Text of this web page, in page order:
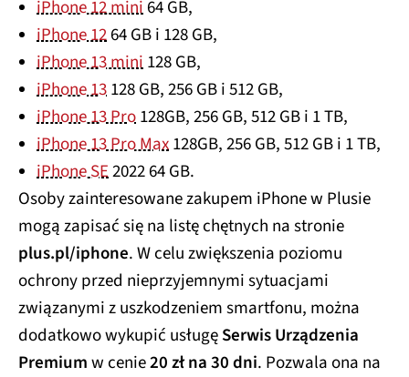
iPhone 12 mini64 GB,
iPhone 1264 GB i 128 GB,
iPhone 13 mini128 GB,
iPhone 13128 GB, 256 GB i 512 GB,
iPhone 13 Pro128GB, 256 GB, 512 GB i 1 TB,
iPhone 13 Pro Max128GB, 256 GB, 512 GB i 1 TB,
iPhone SE2022 64 GB.
Osoby zainteresowane zakupem iPhone w Plusie
mogą zapisać się na listę chętnych na stronie
plus.pl/iphone. W celu zwiększenia poziomu
ochrony przed nieprzyjemnymi sytuacjami
związanymi z uszkodzeniem smartfonu, można
dodatkowo wykupić usługęSerwis Urządzenia
Premiumw cenie20 zł na 30 dni. Pozwala ona na